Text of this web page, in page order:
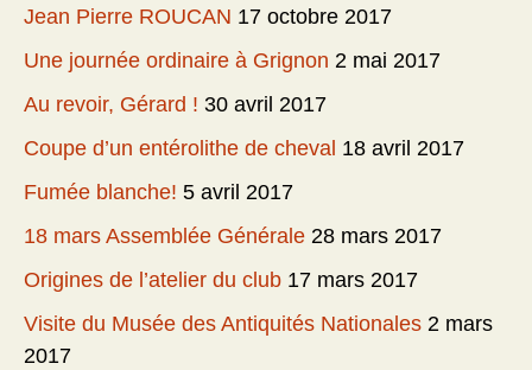
Jean Pierre ROUCAN 17 octobre 2017
Une journée ordinaire à Grignon 2 mai 2017
Au revoir, Gérard ! 30 avril 2017
Coupe d’un entérolithe de cheval 18 avril 2017
Fumée blanche! 5 avril 2017
18 mars Assemblée Générale 28 mars 2017
Origines de l’atelier du club 17 mars 2017
Visite du Musée des Antiquités Nationales 2 mars
2017